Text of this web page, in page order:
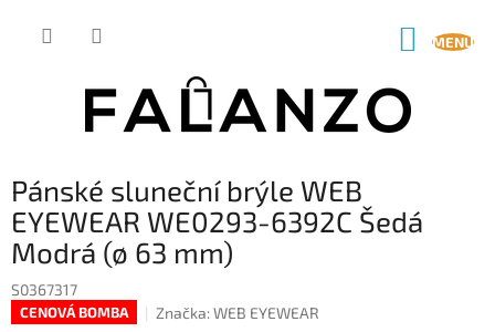
Pánské sluneční brýle WEB
EYEWEAR WE0293-6392C Šedá
Modrá (ø 63 mm)
S0367317
CENOVÁ BOMBA Značka:WEB EYEWEAR